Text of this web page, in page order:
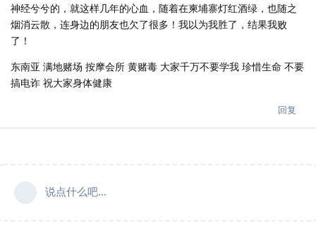
神经兮兮的，就这样几年的心血，随着在柬埔寨灯红酒绿，也随之
烟消云散，连身边的朋友也欠了很多！我以为我胜了，结果我败
了！
东南亚 满地赌场 按摩会所 黄赌毒 大家千万不要学我 珍惜生命 不要
搞电诈 祝大家身体健康
回复
说点什么吧...